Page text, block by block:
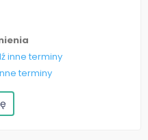
inne terminy
terminy